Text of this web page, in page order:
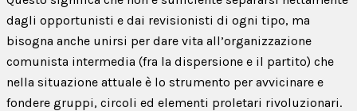
dagli opportunisti e dai revisionisti di ogni tipo, ma
bisogna anche unirsi per dare vita all’organizzazione
comunista intermedia (fra la dispersione e il partito) che
nella situazione attuale è lo strumento per avvicinare e
fondere gruppi, circoli ed elementi proletari rivoluzionari.